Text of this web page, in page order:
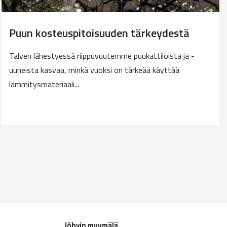
Puun kosteuspitoisuuden tärkeydestä
Talven lähestyessä riippuvuutemme puukattiloista ja -
uuneista kasvaa, minkä vuoksi on tärkeää käyttää
lämmitysmateriaali...